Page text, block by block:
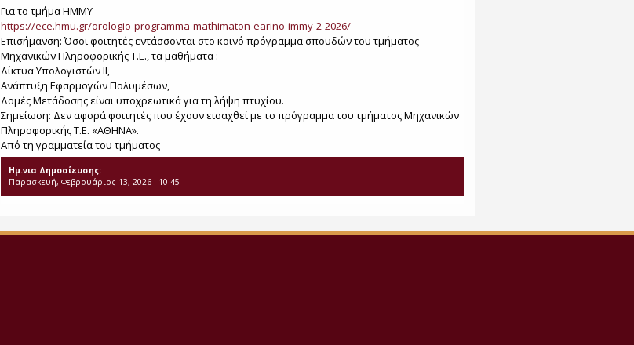
Για το τμήμα ΗΜΜΥ
https://ece.hmu.gr/orologio-programma-mathimaton-earino-immy-2-2026/
Επισήμανση: Όσοι φοιτητές εντάσσονται στο κοινό πρόγραμμα σπουδών του τμήματος
Μηχανικών Πληροφορικής Τ.Ε., τα μαθήματα :
Δίκτυα Υπολογιστών ΙΙ,
Ανάπτυξη Εφαρμογών Πολυμέσων,
Δομές Μετάδοσης είναι υποχρεωτικά για τη λήψη πτυχίου.
Σημείωση: Δεν αφορά φοιτητές που έχουν εισαχθεί με το πρόγραμμα του τμήματος Μηχανικών
Πληροφορικής Τ.Ε. «ΑΘΗΝΑ».
Από τη γραμματεία του τμήματος
Ημ.νια Δημοσίευσης:
Παρασκευή, Φεβρουάριος 13, 2026 - 10:45